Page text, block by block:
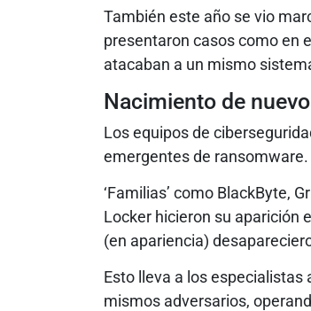
También este año se vio
presentaron casos como en
atacaban a un mismo
Nacimiento de
Los equipos de
emergentes de ransomware.
‘Familias’ como BlackByte,
Locker hicieron su aparición
(en apariencia)
Esto lleva a los
mismos adversarios,